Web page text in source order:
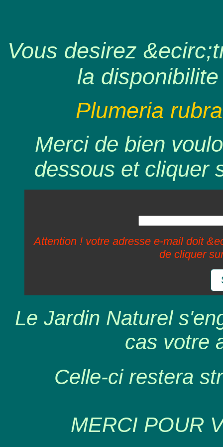
Vous desirez
la
Plumeria
Merci de bien
dessous et cliquer
Attention ! votre adresse e-mail doit
de cliquer
Le Jardin Naturel
cas votre
Celle-ci restera
MERCI POUR